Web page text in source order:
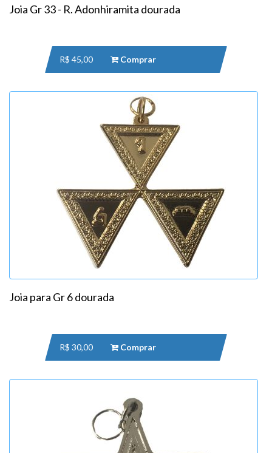
Joia Gr 33 - R. Adonhiramita dourada
R$ 45,00 Comprar
Joia para Gr 6 dourada
R$ 30,00 Comprar